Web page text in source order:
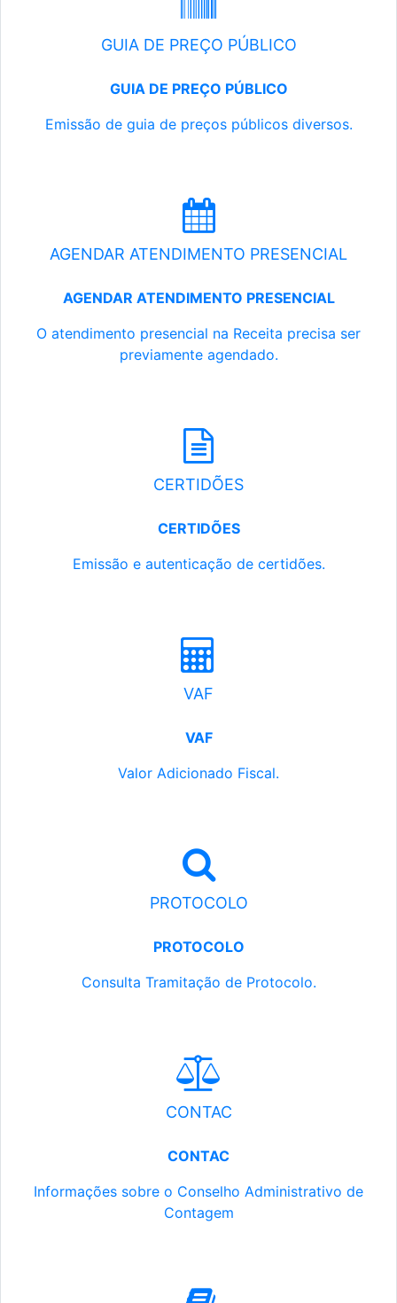
GUIA DE PREÇO PÚBLICO
GUIA DE PREÇO PÚBLICO
Emissão de guia de preços públicos diversos.
AGENDAR ATENDIMENTO PRESENCIAL
AGENDAR ATENDIMENTO PRESENCIAL
O atendimento presencial na Receita precisa ser
previamente agendado.
CERTIDÕES
CERTIDÕES
Emissão e autenticação de certidões.
VAF
VAF
Valor Adicionado Fiscal.
PROTOCOLO
PROTOCOLO
Consulta Tramitação de Protocolo.
CONTAC
CONTAC
Informações sobre o Conselho Administrativo de
Contagem